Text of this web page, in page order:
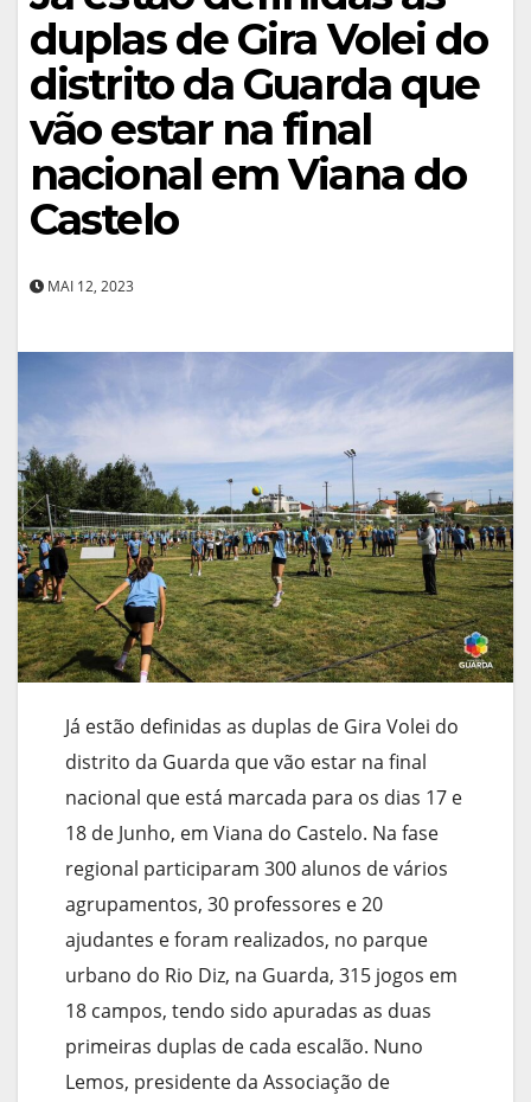
duplas de Gira Volei do
distrito da Guarda que
vão estar na final
nacional em Viana do
Castelo
MAI 12, 2023
Já estão definidas as duplas de Gira Volei do
distrito da Guarda que vão estar na final
nacional que está marcada para os dias 17 e
18 de Junho, em Viana do Castelo. Na fase
regional participaram 300 alunos de vários
agrupamentos, 30 professores e 20
ajudantes e foram realizados, no parque
urbano do Rio Diz, na Guarda, 315 jogos em
18 campos, tendo sido apuradas as duas
primeiras duplas de cada escalão. Nuno
Lemos, presidente da Associação de